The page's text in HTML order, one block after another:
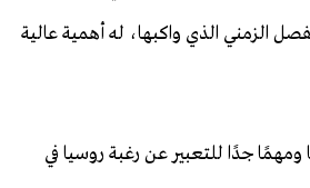
الزمني الذي واكبها، له أهمية عالية
جدًا للتعبير عن رغبة روسيا في